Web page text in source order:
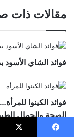
مقالات ذات
فوائد الشاي الأسود
فوائد الكينوا
الصحة والجمال